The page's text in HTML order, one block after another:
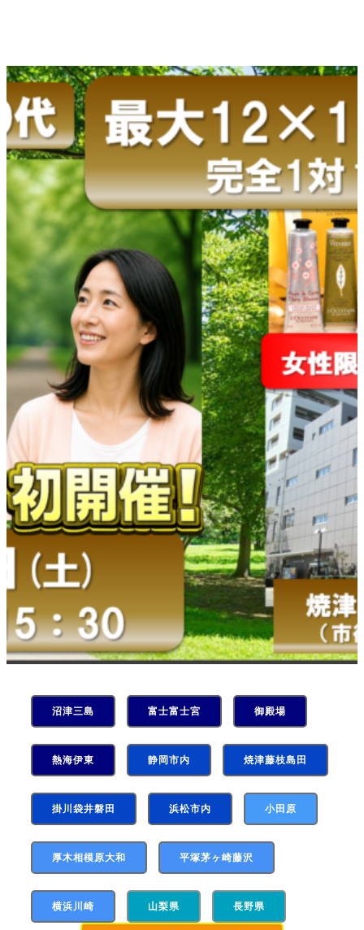
容
を
ス
キ
ッ
プ
沼津三島 富士富士宮 御殿場
熱海伊東 静岡市内 焼津藤枝島田
掛川袋井磐田 浜松市内 小田原
厚木相模原大和 平塚茅ヶ崎藤沢
横浜川崎 山梨県 長野県